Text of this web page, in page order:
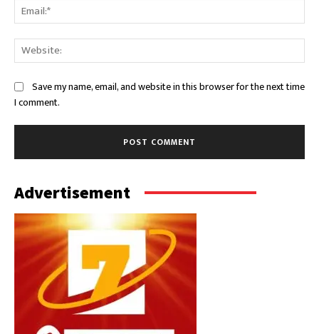
Save my name, email, and website in this browser for the next time
I comment.
Advertisement